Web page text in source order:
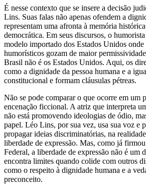
É nesse contexto que se insere a decisão
Lins. Suas falas não apenas ofendem a
representam uma afronta à memória
democrática. Em seus discursos, o
modelo importado dos Estados Unidos onde
humorísticos gozam de maior
Brasil não é os Estados Unidos. Aqui, os
como a dignidade da pessoa humana e a
constitucional e formam cláusulas pétreas.
Não se pode comparar o que ocorre em um
encenação ficcional. A atriz que interpreta
não está promovendo ideologias de ódio,
papel. Léo Lins, por sua vez, usa sua voz e
propagar ideias discriminatórias, na
liberdade de expressão. Mas, como já
Federal, a liberdade de expressão não é um
encontra limites quando colide com outros
como o respeito à dignidade humana e a
preconceito.